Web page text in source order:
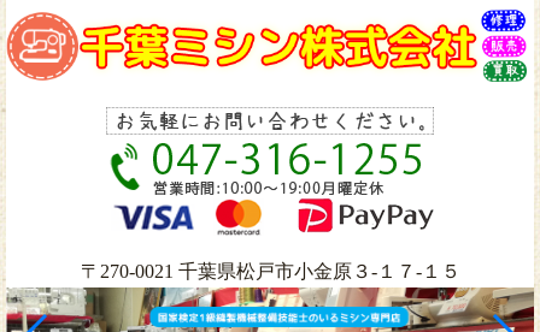
〒270-0021 千葉県松戸市小金原３-１７-１５